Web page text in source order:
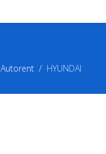
Autorent HYUNDAI